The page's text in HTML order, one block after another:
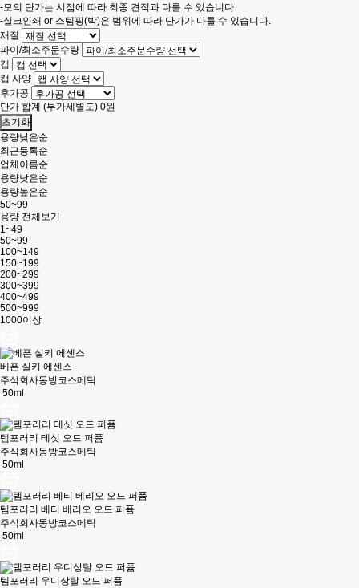
-모의 단가는 시점에 따라 최종 견적과 다를 수 있습니다.
-실크인쇄 or 스템핑(박)은 범위에 따라 단가가 다를 수 있습니다.
재질
파이/최소주문수량
캡
캡 사양
후가공
단가 합계 (부가세별도) 0원
초기화
용량낮은순
최근등록순
업체이름순
용량낮은순
용량높은순
50~99
용량 전체보기
1~49
50~99
100~149
150~199
200~299
300~399
400~499
500~999
1000이상
베픈 실키 에센스
주식회사동방코스메틱
50ml
템포러리 테싯 오드 퍼퓸
주식회사동방코스메틱
50ml
템포러리 베티 베리오 오드 퍼퓸
주식회사동방코스메틱
50ml
템포러리 우디상탈 오드 퍼퓸